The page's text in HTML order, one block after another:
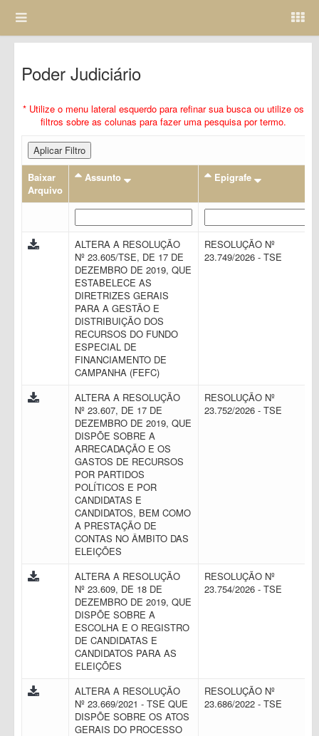
Poder Judiciário
* Utilize o menu lateral esquerdo para refinar sua busca ou utilize os
filtros sobre as colunas para fazer uma pesquisa por termo.
Aplicar Filtro
Baixar
Arquivo
Assunto Epigrafe
ALTERA A RESOLUÇÃO
Nº 23.605/TSE, DE 17 DE
DEZEMBRO DE 2019, QUE
ESTABELECE AS
DIRETRIZES GERAIS
PARA A GESTÃO E
DISTRIBUIÇÃO DOS
RECURSOS DO FUNDO
ESPECIAL DE
FINANCIAMENTO DE
CAMPANHA (FEFC)
RESOLUÇÃO Nº
23.749/2026 - TSE
ALTERA A RESOLUÇÃO
Nº 23.607, DE 17 DE
DEZEMBRO DE 2019, QUE
DISPÕE SOBRE A
ARRECADAÇÃO E OS
GASTOS DE RECURSOS
POR PARTIDOS
POLÍTICOS E POR
CANDIDATAS E
CANDIDATOS, BEM COMO
A PRESTAÇÃO DE
CONTAS NO ÂMBITO DAS
ELEIÇÕES
RESOLUÇÃO Nº
23.752/2026 - TSE
ALTERA A RESOLUÇÃO
Nº 23.609, DE 18 DE
DEZEMBRO DE 2019, QUE
DISPÕE SOBRE A
ESCOLHA E O REGISTRO
DE CANDIDATAS E
CANDIDATOS PARA AS
ELEIÇÕES
RESOLUÇÃO Nº
23.754/2026 - TSE
ALTERA A RESOLUÇÃO
Nº 23.669/2021 - TSE QUE
DISPÕE SOBRE OS ATOS
GERAIS DO PROCESSO
RESOLUÇÃO Nº
23.686/2022 - TSE